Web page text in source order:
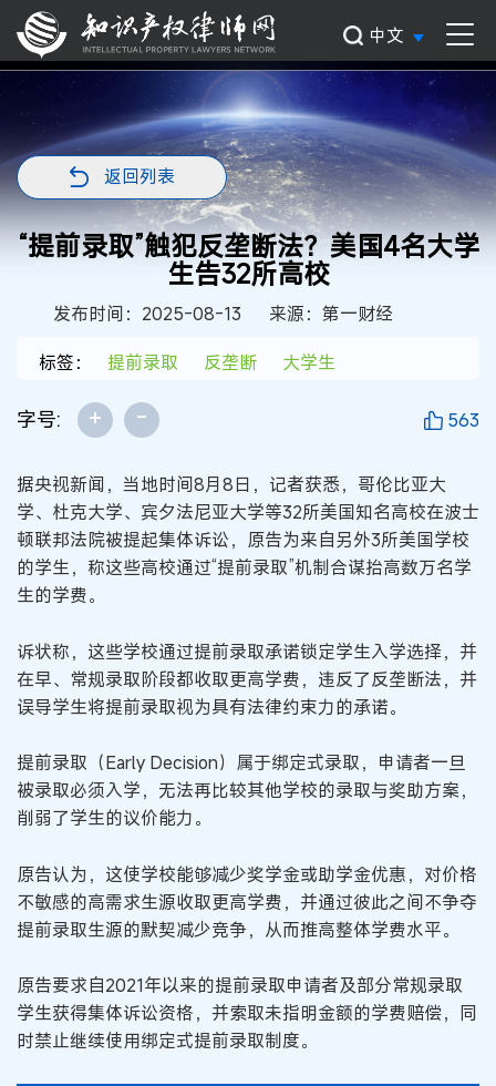
中文
返回列表
“提前录取”触犯反垄断法？美国4名大学
生告32所高校
发布时间：2025-08-13
来源：第一财经
标签：
提前录取 反垄断 大学生
字号: + - 563
据央视新闻，当地时间8月8日，记者获悉，哥伦比亚大
学、杜克大学、宾夕法尼亚大学等32所美国知名高校在波士
顿联邦法院被提起集体诉讼，原告为来自另外3所美国学校
的学生，称这些高校通过“提前录取”机制合谋抬高数万名学
生的学费。
诉状称，这些学校通过提前录取承诺锁定学生入学选择，并
在早、常规录取阶段都收取更高学费，违反了反垄断法，并
误导学生将提前录取视为具有法律约束力的承诺。
提前录取（Early Decision）属于绑定式录取，申请者一旦
被录取必须入学，无法再比较其他学校的录取与奖助方案，
削弱了学生的议价能力。
原告认为，这使学校能够减少奖学金或助学金优惠，对价格
不敏感的高需求生源收取更高学费，并通过彼此之间不争夺
提前录取生源的默契减少竞争，从而推高整体学费水平。
原告要求自2021年以来的提前录取申请者及部分常规录取
学生获得集体诉讼资格，并索取未指明金额的学费赔偿，同
时禁止继续使用绑定式提前录取制度。